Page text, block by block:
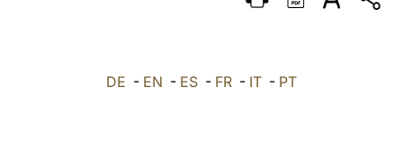
DEUTSCH
العربيّة DE - EN - ES - FR - IT - PT